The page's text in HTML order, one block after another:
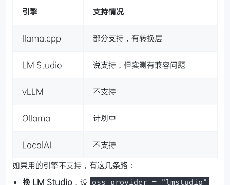
引擎 支持情况
llama.cpp 部分支持，有转换层
LM Studio 说支持，但实测有兼容问题
vLLM 不支持
Ollama 计划中
LocalAI
不支持
如果用的引擎不支持，有这几条路：
换 LM Studio ，设 oss_provider = "lmstudio"